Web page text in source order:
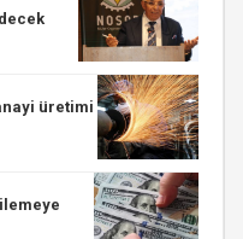
üretimi